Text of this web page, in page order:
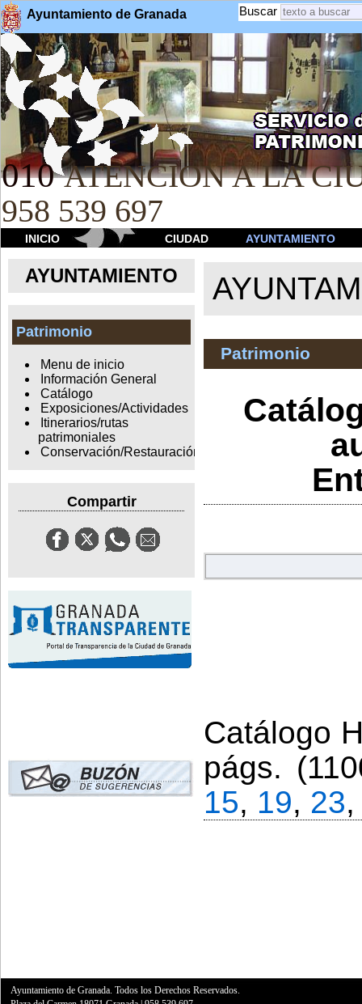
Ayuntamiento de Granada Buscar
010 ATENCION A LA
958 539 697
INICIO CIUDAD AYUNTAMIENTO
AYUNTAMIENTO
Patrimonio
Menu de inicio
Información General
Catálogo
Exposiciones/Actividades
Itinerarios/rutas
patrimoniales
Conservación/Restauración
Compartir
Patrimonio
Catálogo
págs.
15, 19, 23
Ayuntamiento de Granada. Todos los Derechos Reservados.